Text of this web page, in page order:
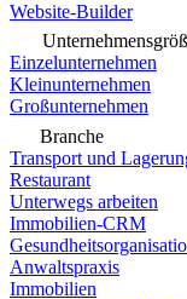
Website-Builder
Einzelunternehmen
Kleinunternehmen
Großunternehmen
Branche
Transport und
Restaurant
Unterwegs arbeiten
Immobilien-CRM
Anwaltspraxis
Immobilien